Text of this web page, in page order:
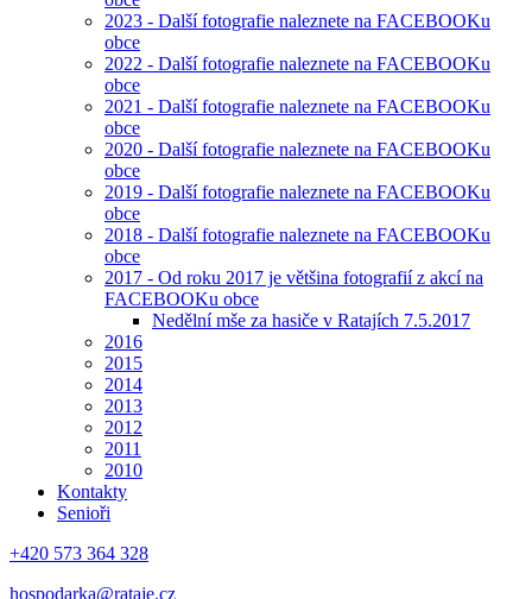
2023 - Další fotografie naleznete na FACEBOOKu
obce
2022 - Další fotografie naleznete na FACEBOOKu
obce
2021 - Další fotografie naleznete na FACEBOOKu
obce
2020 - Další fotografie naleznete na FACEBOOKu
obce
2019 - Další fotografie naleznete na FACEBOOKu
obce
2018 - Další fotografie naleznete na FACEBOOKu
obce
2017 - Od roku 2017 je většina fotografií z akcí na
FACEBOOKu obce
Nedělní mše za hasiče v Ratajích 7.5.2017
2016
2015
2014
2013
2012
2011
2010
Kontakty
Senioři
+420 573 364 328
hospodarka@rataje.cz